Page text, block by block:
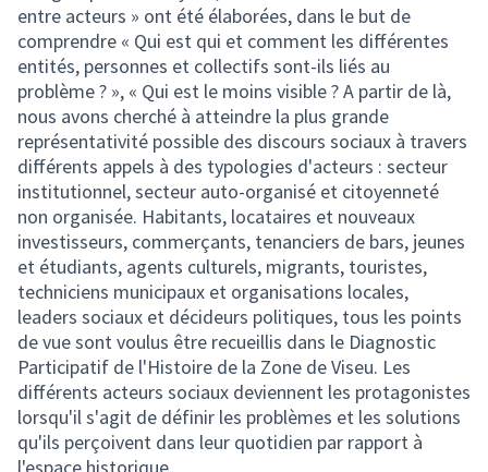
entre acteurs » ont été élaborées, dans le but de
comprendre « Qui est qui et comment les différentes
entités, personnes et collectifs sont-ils liés au
problème ? », « Qui est le moins visible ? A partir de là,
nous avons cherché à atteindre la plus grande
représentativité possible des discours sociaux à travers
différents appels à des typologies d'acteurs : secteur
institutionnel, secteur auto-organisé et citoyenneté
non organisée. Habitants, locataires et nouveaux
investisseurs, commerçants, tenanciers de bars, jeunes
et étudiants, agents culturels, migrants, touristes,
techniciens municipaux et organisations locales,
leaders sociaux et décideurs politiques, tous les points
de vue sont voulus être recueillis dans le Diagnostic
Participatif de l'Histoire de la Zone de Viseu. Les
différents acteurs sociaux deviennent les protagonistes
lorsqu'il s'agit de définir les problèmes et les solutions
qu'ils perçoivent dans leur quotidien par rapport à